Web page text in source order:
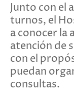
Junto con el
turnos, el
a conocer la
atención de
con el
puedan
consultas.